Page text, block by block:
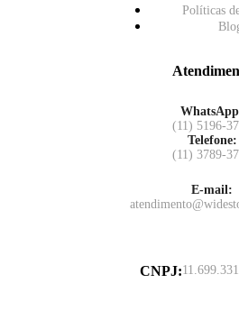
Políticas
(11) 5196-
Telefone:
(11) 3789-
E-mail:
CNPJ: